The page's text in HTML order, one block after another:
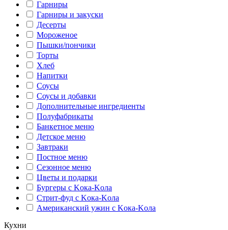
Гарниры
Гарниры и закуски
Десерты
Мороженое
Пышки/пончики
Торты
Хлеб
Напитки
Соусы
Соусы и добавки
Дополнительные ингредиенты
Полуфабрикаты
Банкетное меню
Детское меню
Завтраки
Постное меню
Сезонное меню
Цветы и подарки
Бургеры с Kока-Kола
Стрит-фуд с Kока-Kола
Американский ужин с Kока-Kола
Кухни